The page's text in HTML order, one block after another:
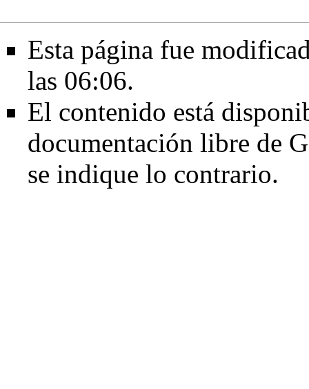
Esta página fue
las 06:06.
El contenido está
documentación libre de
se indique lo contrario.